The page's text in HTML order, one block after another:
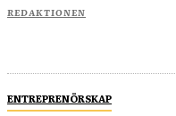
REDAKTIONEN
ENTREPRENÖRSKAP